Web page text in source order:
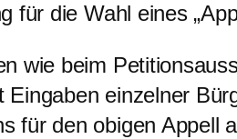
für die Wahl eines
wie beim
einzelner
für den obigen Appell